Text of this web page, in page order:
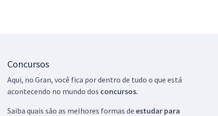
Concursos
Aqui, no Gran, você fica por dentro de tudo o que está
acontecendo no mundo dos concursos.
Saiba quais são as melhores formas de estudar para